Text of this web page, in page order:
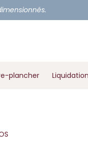
plancher Liquidation